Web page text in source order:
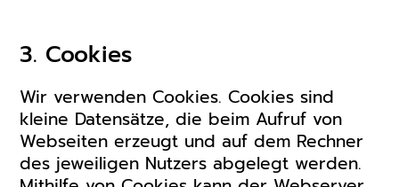
3. Cookies
Wir verwenden Cookies. Cookies sind
kleine Datensätze, die beim Aufruf von
Webseiten erzeugt und auf dem Rechner
des jeweiligen Nutzers abgelegt werden.